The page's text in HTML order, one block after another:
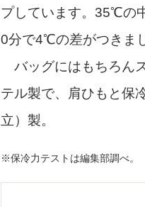
プしています。35℃の
0分で4℃の差がつきま
バッグにはもちろん
テル製で、肩ひもと保
立）製。
※保冷力テストは編集部調べ。